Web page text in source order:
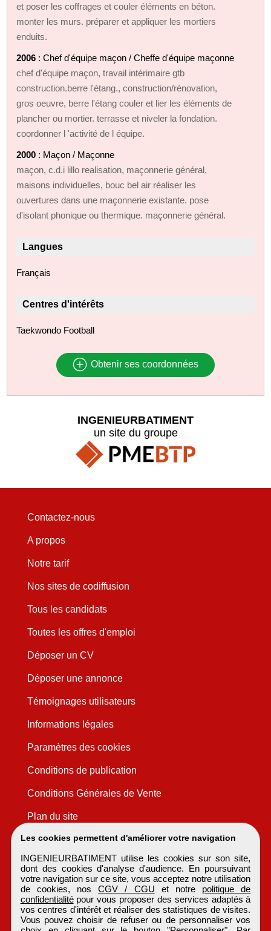
et poser les coffrages et couler éléments en béton.
monter les murs. préparer et appliquer les mortiers
enduits.
2006 : Chef d'équipe maçon / Cheffe d'équipe maçonne
chef d'équipe maçon, travail intérimaire gtb
construction.berre l'étang., construction/rénovation,
gros oeuvre, berre l'étang couler et lier les éléments de
plancher ou mortier. terrasse et niveler la fondation.
coordonner l 'activité de l équipe.
2000 : Maçon / Maçonne
maçon, c.d.i lillo realisation, maçonnerie général,
maisons individuelles, bouc bel air réaliser les
ouvertures dans une maçonnerie existante. pose
d'isolant phonique ou thermique. maçonnerie général.
Langues
Français
Centres d'intérêts
Taekwondo Football
Obtenir ses coordonnées
Les cookies permettent d'améliorer votre navigation
INGENIEURBATIMENT utilise les cookies sur son site,
dont des cookies d'analyse d'audience. En poursuivant
votre navigation sur ce site, vous acceptez notre utilisation
de cookies, nosCGV / CGU et notre politique de
confidentialitépour vous proposer des services adaptés à
vos centres d'intérêt et réaliser des statistiques de visites.
Vous pouvez choisir de refuser ou de personnaliser vos
INGENIEURBATIMENT
un site du groupe
Contactez-nous
A propos
Notre tarif
Nos sites de codiffusion
Tous les candidats
Toutes les offres d'emploi
Déposer un CV
Déposer une annonce
Témoignages utilisateurs
Informations légales
Paramètres des cookies
Conditions de publication
Conditions Générales de Vente
Plan du site